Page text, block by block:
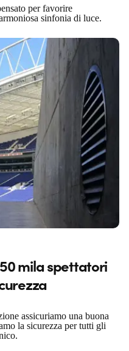
per favorire
sinfonia di luce.
mila spettatori
assicuriamo una buona
la sicurezza per tutti gli